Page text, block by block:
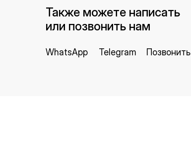
Позвонить
Telegram
WhatsApp
Также можете написать
или позвонить нам